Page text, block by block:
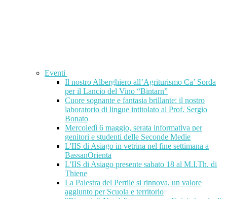
Eventi
Il nostro Alberghiero all’Agriturismo Ca’ Sorda
per il Lancio del Vino “Bintarn”
Cuore sognante e fantasia brillante: il nostro
laboratorio di lingue intitolato al Prof. Sergio
Bonato
Mercoledì 6 maggio, serata informativa per
genitori e studenti delle Seconde Medie
L'IIS di Asiago in vetrina nel fine settimana a
BassanOrienta
L'IIS di Asiago presente sabato 18 al M.I.Th. di
Thiene
La Palestra del Pertile si rinnova, un valore
aggiunto per Scuola e territorio